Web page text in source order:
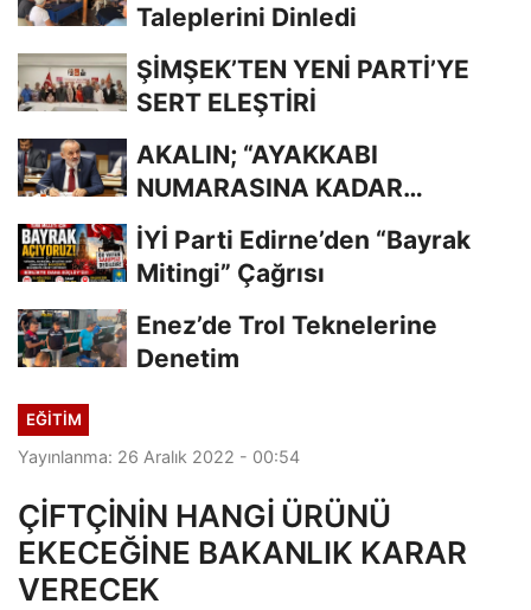
Taleplerini Dinledi
ŞİMŞEK’TEN YENİ PARTİ’YE
SERT ELEŞTİRİ
AKALIN; “AYAKKABI
NUMARASINA KADAR
BİLİYORDUNUZ, ADRESİNİ Mİ
UNUTTUNUZ?”
İYİ Parti Edirne’den “Bayrak
Mitingi” Çağrısı
Enez’de Trol Teknelerine
Denetim
EĞİTİM
Yayınlanma: 26 Aralık 2022 - 00:54
ÇİFTÇİNİN HANGİ ÜRÜNÜ
EKECEĞİNE BAKANLIK KARAR
VERECEK